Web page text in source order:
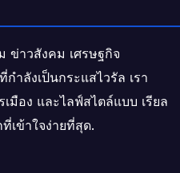
ข่าวสังคม เศรษฐกิจ
ำลังเป็นกระแสไวรัล เรา
มือง และไลฟ์สไตล์แบบ เรียล
เข้าใจง่ายที่สุด.